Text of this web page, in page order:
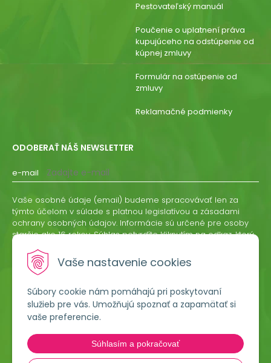
Vaše nastavenie cookies
Súbory cookie nám pomáhajú pri poskytovaní
služieb pre vás. Umožňujú spoznať a zapamätať si
vaše preferencie.
Súhlasím a pokračovať
Lumigreen, s.r.o.
Hradská 535
Pestovateľský manuál
Poučenie o uplatnení práva
kupujúceho na odstúpenie od
kúpnej zmluvy
Formulár na ostúpenie od
zmluvy
Reklamačné podmienky
ODOBERAŤ NÁŠ NEWSLETTER
e-mail
ODOBERAŤ
Vaše osobné údaje (email) budeme spracovávať len za
týmto účelom v súlade s platnou legislatívou a zásadami
ochrany osobných údajov. Informácie sú určené pre osoby
staršie ako 16 rokov. Súhlas potvrdíte kliknutím na odkaz, ktorý
odvolať písomne, emailom alebo kliknutím na odkaz z
ktoréhokoľvek informačného emailu.